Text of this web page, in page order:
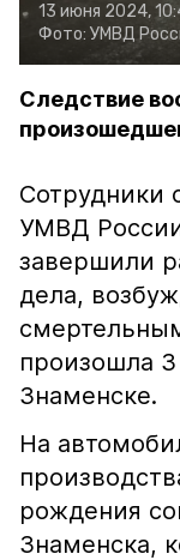
13 июня 2024,
Фото: УМВД
Следствие
Сотрудники
УМВД
завершили
дела,
произошла 3
Знаменске.
На
рождения
Знаменска,